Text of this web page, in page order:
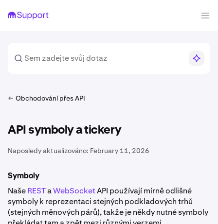
Obchodování přes API
API symboly a tickery
Naposledy aktualizováno: February 11, 2026
Symboly
NašeRESTaWebSocketAPI používají mírně odlišné
symboly k reprezentaci stejných podkladových trhů
(stejných měnových párů), takže je někdy nutné symboly